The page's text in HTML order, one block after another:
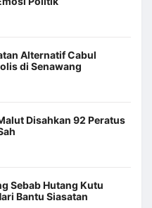
Alternatif Cabul
di Senawang
Disahkan 92 Peratus
Sebab Hutang Kutu
Bantu Siasatan